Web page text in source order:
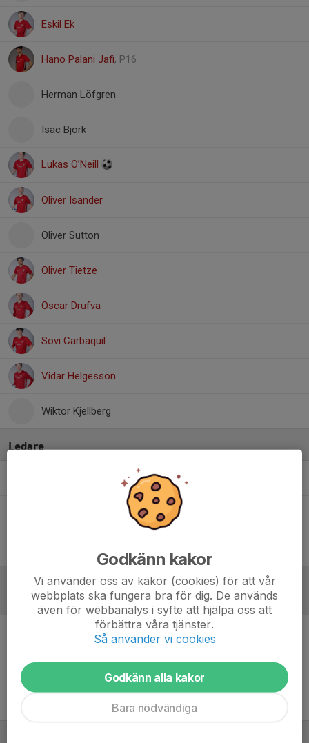
Eskil Ek
Hano Palani Jafi, P16
Herman Löfgren
Isac Björk
Lukas O’Neill
Oliver Isander
Oliver Sutton
Oliver Tietze
Oscar Drufva
Sovi Carbaquil
Vidar Helgesson
Wiktor Kjellberg
Ledare
Assisterande tränare
Lagledare
Referat
Inget referat skrivet
Godkänn kakor
Vi använder oss av kakor (cookies) för att vår
webbplats ska fungera bra för dig. De används
även för webbanalys i syfte att hjälpa oss att
förbättra våra tjänster.
Så använder vi cookies
Godkänn alla kakor
Bara nödvändiga